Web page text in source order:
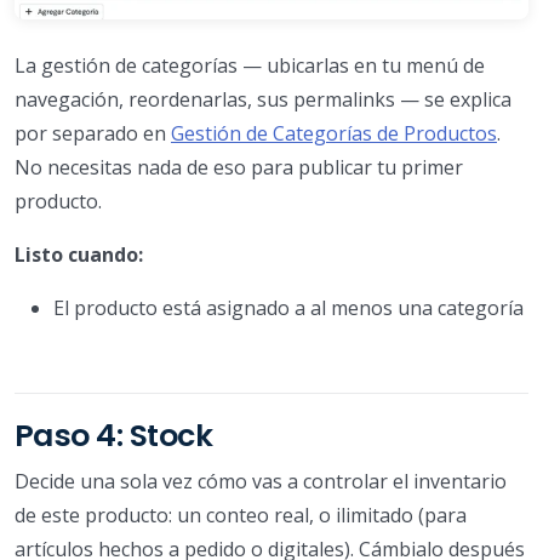
La gestión de categorías — ubicarlas en tu menú de
navegación, reordenarlas, sus permalinks — se explica
por separado en Gestión de Categorías de Productos.
No necesitas nada de eso para publicar tu primer
producto.
Listo cuando:
El producto está asignado a al menos una categoría
Paso 4: Stock
Decide una sola vez cómo vas a controlar el inventario
de este producto: un conteo real, o ilimitado (para
artículos hechos a pedido o digitales). Cámbialo después